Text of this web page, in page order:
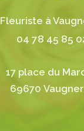
Fleuriste à
04 78 45 85
17 place du
69670